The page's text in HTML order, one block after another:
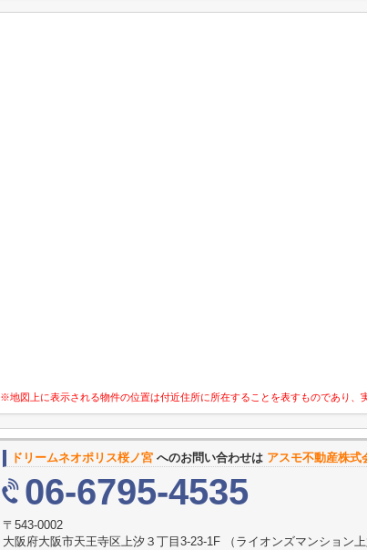
※地図上に表示される物件の位置は付近住所に所在することを表すものであり、
ドリームネオポリス桜ノ宮 へのお問い合わせは アスモ不動産株式
06-6795-4535
〒543-0002
大阪府大阪市天王寺区上汐３丁目3-23-1F （ライオンズマンション上